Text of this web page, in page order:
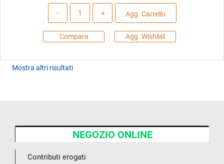
Agg. Carrello
Compara Agg. Wishlist
Mostra altri risultati
NEGOZIO ONLINE
Contributi erogati